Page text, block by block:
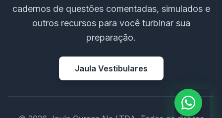
cadernos de questões comentadas, simulados e
outros recursos para você turbinar sua
preparação.
Jaula Vestibulares